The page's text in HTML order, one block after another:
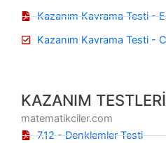
Kazanım Kavrama Testi -
Kazanım Kavrama Testi -
KAZANIM TESTLERİ
matematikciler.com
7.12 - Denklemler Testi